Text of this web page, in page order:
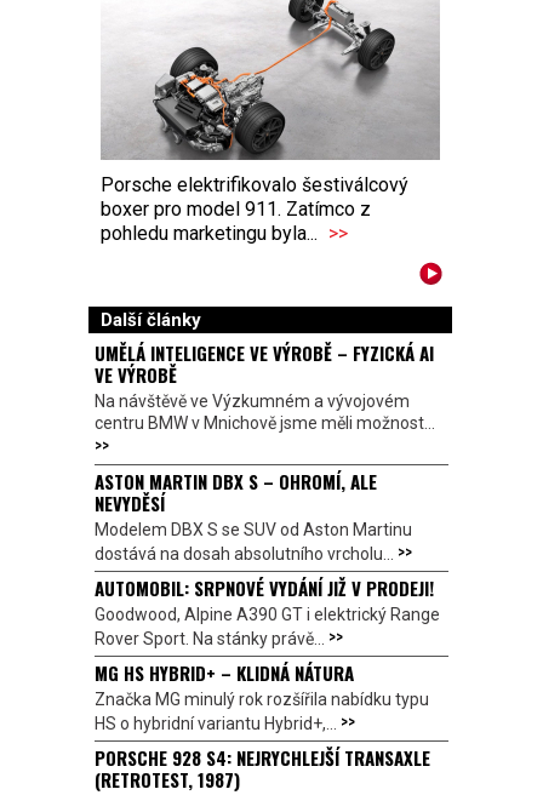
Porsche elektrifikovalo šestiválcový
boxer pro model 911. Zatímco z
pohledu marketingu byla... >>
Další články
UMĚLÁ INTELIGENCE VE VÝROBĚ – FYZICKÁ AI
VE VÝROBĚ
Na návštěvě ve Výzkumném a vývojovém
centru BMW v Mnichově jsme měli možnost...
>>
ASTON MARTIN DBX S – OHROMÍ, ALE
NEVYDĚSÍ
Modelem DBX S se SUV od Aston Martinu
dostává na dosah absolutního vrcholu... >>
AUTOMOBIL: SRPNOVÉ VYDÁNÍ JIŽ V PRODEJI!
Goodwood, Alpine A390 GT i elektrický Range
Rover Sport. Na stánky právě... >>
MG HS HYBRID+ – KLIDNÁ NÁTURA
Značka MG minulý rok rozšířila nabídku typu
HS o hybridní variantu Hybrid+,... >>
PORSCHE 928 S4: NEJRYCHLEJŠÍ TRANSAXLE
(RETROTEST, 1987)